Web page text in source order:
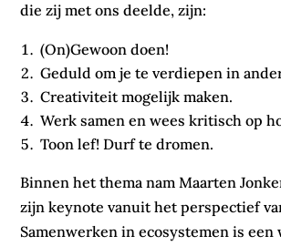
die zij met ons deelde, zijn:
(On)Gewoon doen!
Geduld om je te verdiepen in
Creativiteit mogelijk maken.
Werk samen en wees kritisch op
Toon lef! Durf te dromen.
Binnen het thema nam Maarten
zijn keynote vanuit het perspectief
Samenwerken in ecosystemen is een